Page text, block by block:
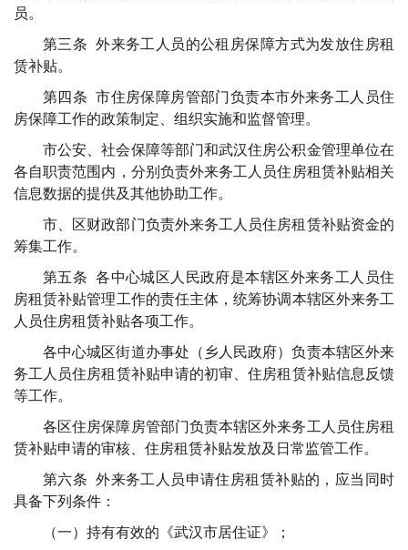
员。
第三条 外来务工人员的公租房保障方式为发放住房租
赁补贴。
第四条 市住房保障房管部门负责本市外来务工人员住
房保障工作的政策制定、组织实施和监督管理。
市公安、社会保障等部门和武汉住房公积金管理单位在
各自职责范围内，分别负责外来务工人员住房租赁补贴相关
信息数据的提供及其他协助工作。
市、区财政部门负责外来务工人员住房租赁补贴资金的
筹集工作。
第五条 各中心城区人民政府是本辖区外来务工人员住
房租赁补贴管理工作的责任主体，统筹协调本辖区外来务工
人员住房租赁补贴各项工作。
各中心城区街道办事处（乡人民政府）负责本辖区外来
务工人员住房租赁补贴申请的初审、住房租赁补贴信息反馈
等工作。
各区住房保障房管部门负责本辖区外来务工人员住房租
赁补贴申请的审核、住房租赁补贴发放及日常监管工作。
第六条 外来务工人员申请住房租赁补贴的，应当同时
具备下列条件：
（一）持有有效的《武汉市居住证》；